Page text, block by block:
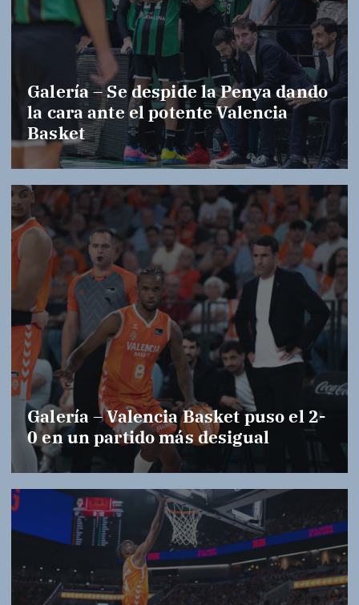
Galería – Se despide la Penya dando
la cara ante el potente Valencia
Basket
Galería – Valencia Basket puso el 2-
0 en un partido más desigual